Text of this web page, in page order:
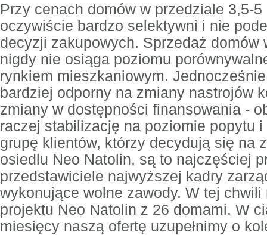
Przy cenach domów w przedziale 3,5-5
oczywiście bardzo selektywni i nie
decyzji zakupowych. Sprzedaż domów
nigdy nie osiąga poziomu
rynkiem mieszkaniowym.
bardziej odporny na zmiany nastrojów
zmiany w dostępności finansowania -
raczej stabilizację na poziomie popytu
grupę klientów, którzy decydują się na
osiedlu Neo Natolin, są to najczęściej
przedstawiciele najwyższej kadry
wykonujące wolne zawody. W tej
projektu Neo Natolin z 26 domami. W
miesięcy naszą ofertę uzupełnimy o